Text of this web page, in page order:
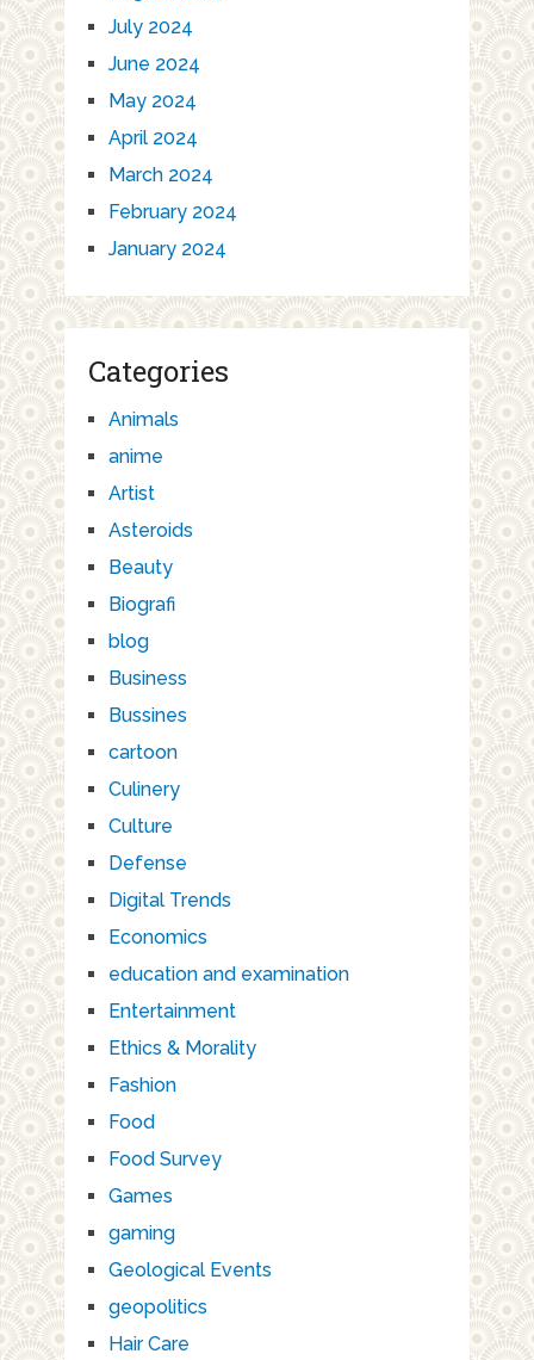
July 2024
June 2024
May 2024
April 2024
March 2024
February 2024
January 2024
Categories
Animals
anime
Artist
Asteroids
Beauty
Biografi
blog
Business
Bussines
cartoon
Culinery
Culture
Defense
Digital Trends
Economics
education and examination
Entertainment
Ethics & Morality
Fashion
Food
Food Survey
Games
gaming
Geological Events
geopolitics
Hair Care